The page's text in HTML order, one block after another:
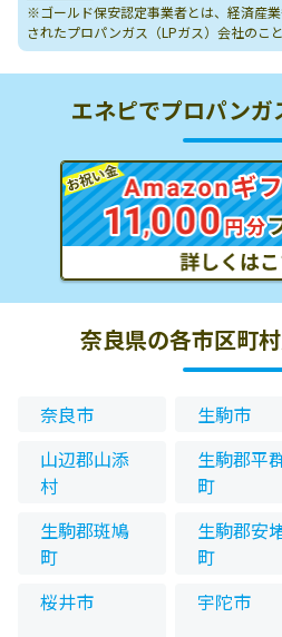
※ゴールド保安認定事業者とは、経済産
されたプロパンガス（LPガス）会社のこと
エネピでプロパンガ
奈良県の各市区町
奈良市 生駒市
山辺郡山添
村
生駒郡平
町
生駒郡斑鳩
町
生駒郡安
町
桜井市 宇陀市